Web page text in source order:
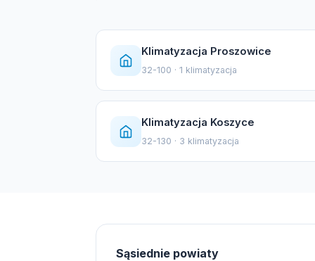
Klimatyzacja Proszowice
32-100 · 1 klimatyzacja
Klimatyzacja Koszyce
32-130 · 3 klimatyzacja
Sąsiednie powiaty